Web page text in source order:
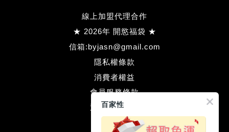
線上加盟代理合作
★ 2026年 開慾福袋 ★
信箱:byjasn@gmail.com
隱私權條款
消費者權益
會員服務條款
退款方式流程
百家性